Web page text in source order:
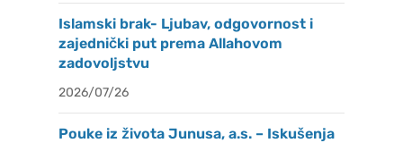
Islamski brak- Ljubav, odgovornost i
zajednički put prema Allahovom
zadovoljstvu
2026/07/26
Pouke iz života Junusa, a.s. – Iskušenja